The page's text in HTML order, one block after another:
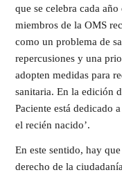
que se celebra cada
miembros de la OMS
como un problema de
repercusiones y una
adopten medidas para
sanitaria. En la edición
Paciente está dedicado
el recién nacido’.
En este sentido, hay
derecho de la